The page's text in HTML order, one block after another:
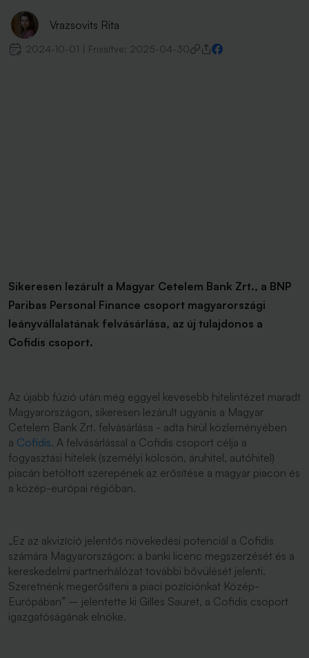
Vrazsovits Rita
2024-10-01 Frissítve: 2025-04-30
Sikeresen lezárult a Magyar Cetelem Bank Zrt., a BNP
Paribas Personal Finance csoport magyarországi
leányvállalatának felvásárlása, az új tulajdonos a
Cofidis csoport.
Az újabb fúzió után még eggyel kevesebb hitelintézet maradt
Magyarországon, sikeresen lezárult ugyanis a Magyar
Cetelem Bank Zrt. felvásárlása - adta hírül közleményében
a Cofidis. A felvásárlással a Cofidis csoport célja a
fogyasztási hitelek (személyi kölcsön, áruhitel, autóhitel)
piacán betöltött szerepének az erősítése a magyar piacon és
a közép-európai régióban.
„Ez az akvizíció jelentős növekedési potenciál a Cofidis
számára Magyarországon: a banki licenc megszerzését és a
kereskedelmi partnerhálózat további bővülését jelenti.
Szeretnénk megerősíteni a piaci pozíciónkat Közép-
Európában” – jelentette ki Gilles Sauret, a Cofidis csoport
igazgatóságának elnöke.